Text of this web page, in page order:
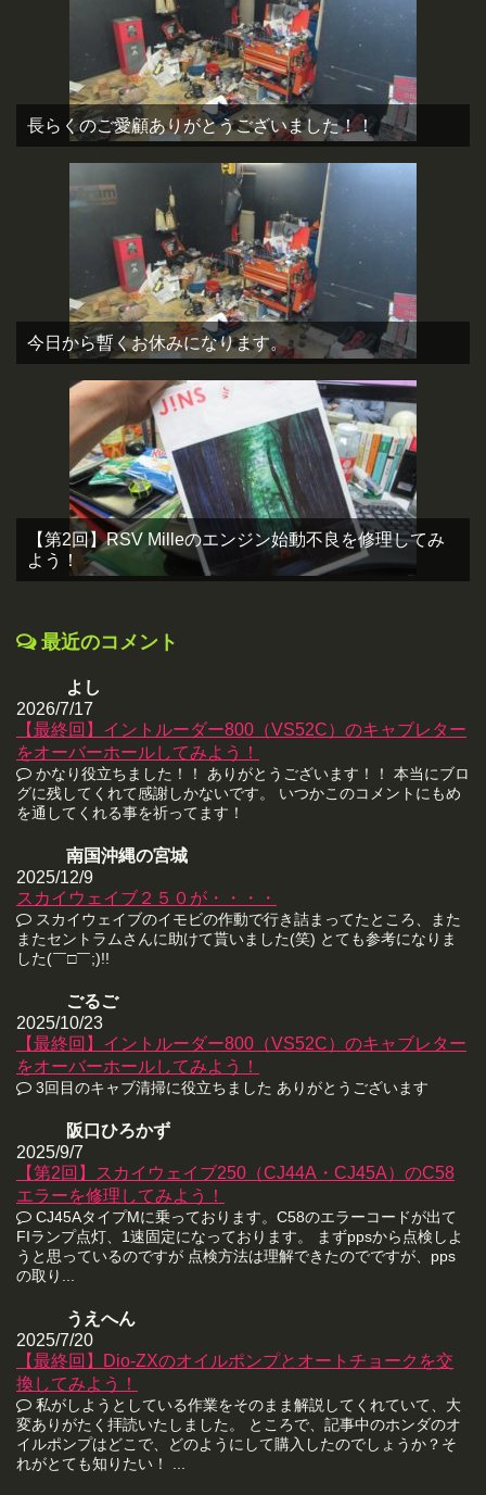
長らくのご愛顧ありがとうございました！！
今日から暫くお休みになります。
【第2回】RSV Milleのエンジン始動不良を修理してみ
よう！
最近のコメント
よし
2026/7/17
【最終回】イントルーダー800（VS52C）のキャブレター
をオーバーホールしてみよう！
かなり役立ちました！！ ありがとうございます！！ 本当にブロ
グに残してくれて感謝しかないです。 いつかこのコメントにもめ
を通してくれる事を祈ってます！
南国沖縄の宮城
2025/12/9
スカイウェイブ２５０が・・・・
スカイウェイブのイモビの作動で行き詰まってたところ、また
またセントラムさんに助けて貰いました(笑) とても参考になりま
した(￣□￣;)!!
ごるご
2025/10/23
【最終回】イントルーダー800（VS52C）のキャブレター
をオーバーホールしてみよう！
3回目のキャブ清掃に役立ちました ありがとうございます
阪口ひろかず
2025/9/7
【第2回】スカイウェイブ250（CJ44A・CJ45A）のC58
エラーを修理してみよう！
CJ45AタイプMに乗っております。C58のエラーコードが出て
FIランプ点灯、1速固定になっております。 まずppsから点検しよ
うと思っているのですが 点検方法は理解できたのでですが、pps
の取り...
うえへん
2025/7/20
【最終回】Dio-ZXのオイルポンプとオートチョークを交
換してみよう！
私がしようとしている作業をそのまま解説してくれていて、大
変ありがたく拝読いたしました。 ところで、記事中のホンダのオ
イルポンプはどこで、どのようにして購入したのでしょうか？そ
れがとても知りたい！ ...